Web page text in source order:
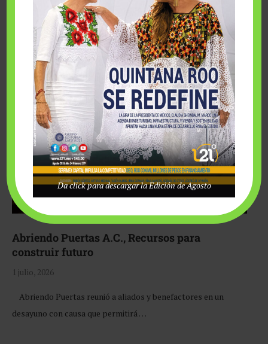
Fairmont Mayakoba y Make-A-Wish México unieron
esfuerzos para hacer realidad el deseo de una …
Abriendo Puertas A.C., Recursos para
construir futuro
1 julio, 2026
Abriendo Puertas reunió a aliados y benefactores en un
desayuno con causa que permitirá …
Da click para descargar la Edición de Agosto